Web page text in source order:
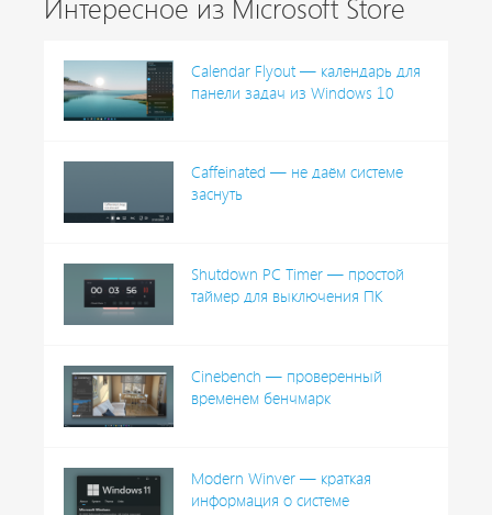
Интересное из Microsoft Store
Calendar Flyout — календарь для
панели задач из Windows 10
Caffeinated — не даём системе
заснуть
Shutdown PC Timer — простой
таймер для выключения ПК
Cinebench — проверенный
временем бенчмарк
Modern Winver — краткая
информация о системе